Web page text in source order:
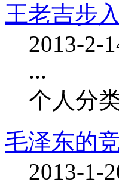
王老吉步
2013-2-
...
个人分
毛泽东的
2013-1-